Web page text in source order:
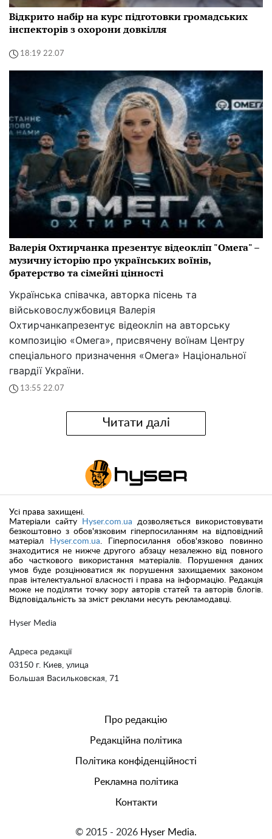
Відкрито набір на курс підготовки громадських
інспекторів з охорони довкілля
18:19 22.07
Валерія Охтирчанка презентує відеокліп "Омега" –
музичну історію про українських воїнів,
братерство та сімейні цінності
Українська співачка, авторка пісень та
військовослужбовиця Валерія
Охтирчанкапрезентує відеокліп на авторську
композицію «Омега», присвячену воїнам Центру
спеціального призначення «Омега» Національної
гвардії України.
13:55 22.07
Читати далі
Hyser Media
Адреса редакції
03150 г. Киев, улица
Большая Васильковская, 71
Усі права захищені.
Матеріали сайту
Hyser.com.ua дозволяється використовувати
безкоштовно з обов'язковим гіперпосиланням на відповідний
матеріал
Hyser.com.ua . Гіперпосилання обов'язково повинно
знаходитися не нижче другого абзацу незалежно від повного
або часткового використання матеріалів. Порушення даних
умов буде розцінюватися як порушення захищаемих законом
прав інтелектуальної власності і права на інформацію. Редакція
може не поділяти точку зору авторів статей та авторів блогів.
Відповідальність за зміст реклами несуть рекламодавці.
Про редакцію
Редакційна політика
Політика конфіденційності
Рекламна політика
Контакти
© 2015 - 2026 Hyser Media.